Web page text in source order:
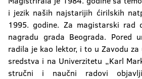
i jezik naših najstarijih ćirilskih
1995. godine. Za magistarski rad
nagradu grada Beograda. Pored
radila je kao lektor, i to u Zavodu
sredstva i na Univerzitetu „Karl
stručni i naučni radovi